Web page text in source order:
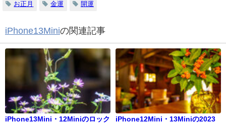
お正月 金運 開運
iPhone13Miniの関連記事
iPhone13Mini・12Miniのロック
iPhone12Mini・13Miniの2023